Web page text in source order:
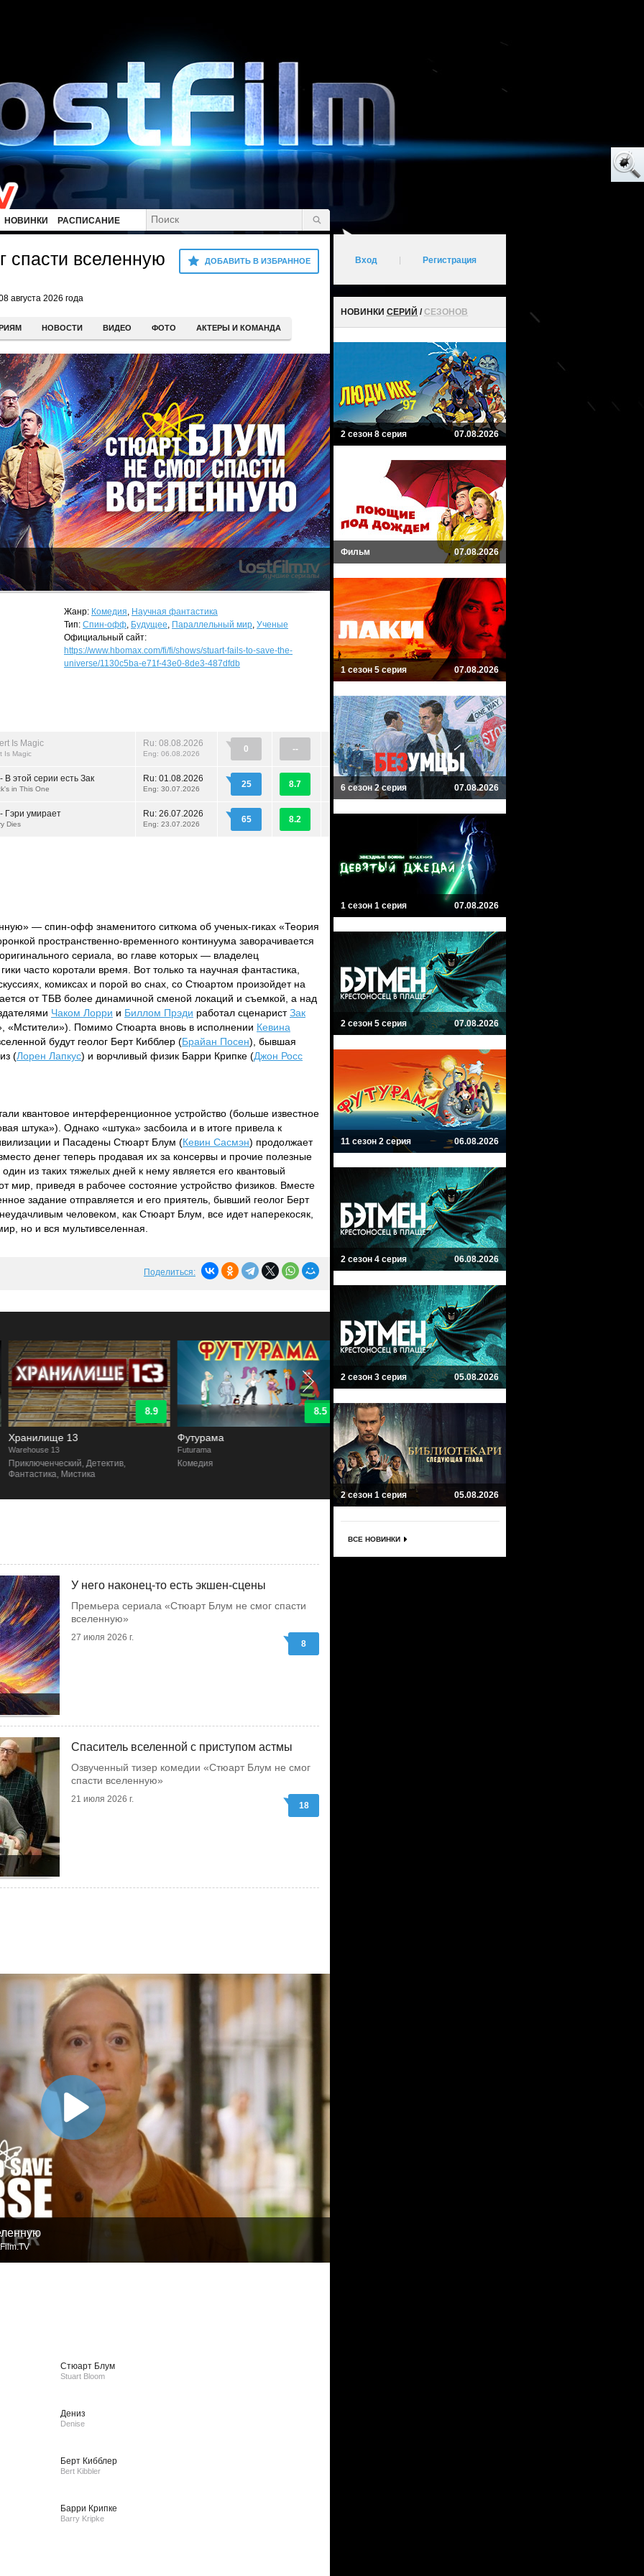
НОВИНКИ РАСПИСАНИЕ
ДОБАВИТЬ В ИЗБРАННОЕ
спасти вселенную
августа 2026 года
НОВОСТИ ВИДЕО ФОТО АКТЕРЫ И КОМАНДА
Жанр: Комедия, Научная фантастика
Тип: Спин-офф, Будущее, Параллельный мир, Ученые
Официальный сайт:
https://www.hbomax.com/fi/fi/shows/stuart-fails-to-save-the-
universe/1130c5ba-e71f-43e0-8de3-487dfdb
Is Magic
Is Magic
Ru: 08.08.2026
Eng: 06.08.2026 0 --
В этой серии есть Зак
in This One
Ru: 01.08.2026
Eng: 30.07.2026 25 8.7
Гэри умирает
Dies
Ru: 26.07.2026
Eng: 23.07.2026 65 8.2
— спин-офф знаменитого ситкома об ученых-гиках «Теория
пространственно-временного континуума заворачивается
сериала, во главе которых — владелец
часто коротали время. Вот только та научная фантастика,
комиксах и порой во снах, со Стюартом произойдет на
от ТБВ более динамичной сменой локаций и съемкой, а над
Чаком Лорри и Биллом Прэди работал сценаристЗак
«Мстители»). Помимо Стюарта вновь в исполнении Кевина
будут геолог Берт Кибблер (Брайан Посен), бывшая
(Лорен Лапкус) и ворчливый физик Барри Крипке (Джон Росс
квантовое интерференционное устройство (больше известное
штука»). Однако «штука» засбоила и в итоге привела к
и Пасадены Стюарт Блум (Кевин Сасмэн) продолжает
денег теперь продавая их за консервы и прочие полезные
из таких тяжелых дней к нему является его квантовый
мир, приведя в рабочее состояние устройство физиков. Вместе
задание отправляется и его приятель, бывший геолог Берт
человеком, как Стюарт Блум, все идет наперекосяк,
но и вся мультивселенная.
Поделиться:
8.9
Хранилище 13
Warehouse 13
Приключенческий, Детектив,
Фантастика, Мистика
8.5
Футурама
Futurama
Комедия
Библиотекари
The Librarians
Комедия, Мистика, Боевик,
Фантастика, Семейный, Фэнтези,
Приключенческий
У него наконец-то есть экшен-сцены
Премьера сериала «Стюарт Блум не смог спасти
вселенную»
27 июля 2026 г.
8
Спаситель вселенной с приступом астмы
Озвученный тизер комедии «Стюарт Блум не смог
спасти вселенную»
21 июля 2026 г.
18
Стюарт Блум
Stuart Bloom
Дениз
Denise
Берт Кибблер
Bert Kibbler
Барри Крипке
Barry Kripke
Вход Регистрация
НОВИНКИ СЕРИЙ /СЕЗОНОВ
2 сезон 8 серия 07.08.2026
Фильм 07.08.2026
1 сезон 5 серия 07.08.2026
6 сезон 2 серия 07.08.2026
1 сезон 1 серия 07.08.2026
2 сезон 5 серия 07.08.2026
11 сезон 2 серия 06.08.2026
2 сезон 4 серия 06.08.2026
2 сезон 3 серия 05.08.2026
2 сезон 1 серия 05.08.2026
ВСЕ НОВИНКИ